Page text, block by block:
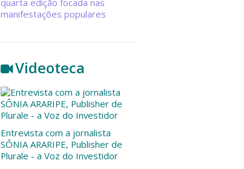
quarta edição focada nas
manifestações populares
Videoteca
Entrevista com a jornalista
SÔNIA ARARIPE, Publisher de
Plurale - a Voz do Investidor